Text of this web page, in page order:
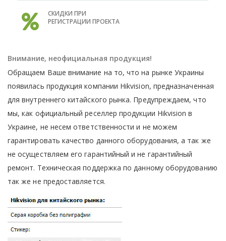
СКИДКИ ПРИ
РЕГИСТРАЦИИ ПРОЕКТА
Внимание, неофициальная продукция!
Обращаем Ваше внимание на то, что на рынке Украины
появилась продукция компании Hikvision, предназначенная
для внутреннего китайского рынка. Предупреждаем, что
мы, как официальный реселлер продукции Hikvision в
Украине, не несем ответственности и не можем
гарантировать качество данного оборудования, а так же
не осуществляем его гарантийный и не гарантийный
ремонт. Техническая поддержка по данному оборудованию
так же не предоставляется.